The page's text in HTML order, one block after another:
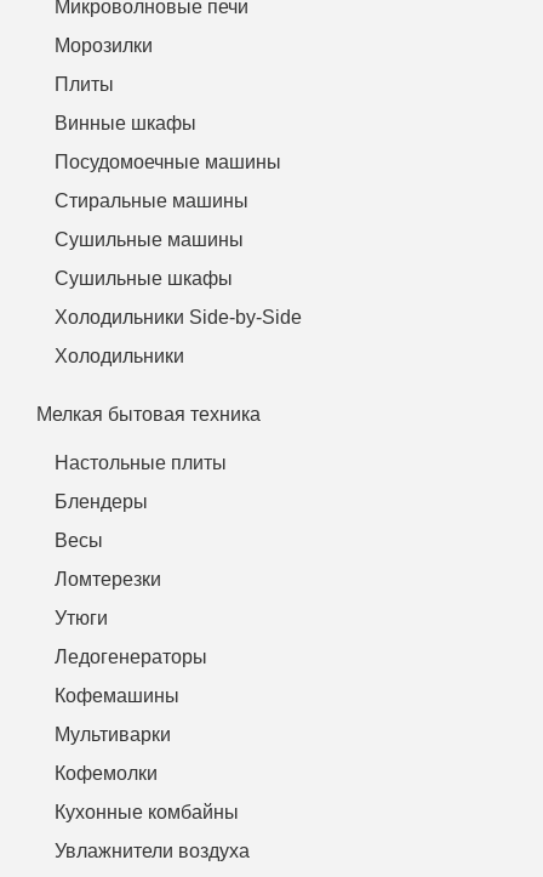
Микроволновые печи
Морозилки
Плиты
Винные шкафы
Посудомоечные машины
Стиральные машины
Сушильные машины
Сушильные шкафы
Холодильники Side-by-Side
Холодильники
Мелкая бытовая техника
Настольные плиты
Блендеры
Весы
Ломтерезки
Утюги
Ледогенераторы
Кофемашины
Мультиварки
Кофемолки
Кухонные комбайны
Увлажнители воздуха